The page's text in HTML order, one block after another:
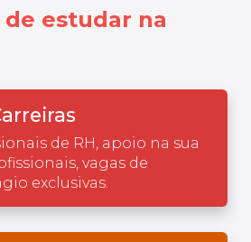
estudar na
de RH, apoio na sua
vagas de
exclusivas.